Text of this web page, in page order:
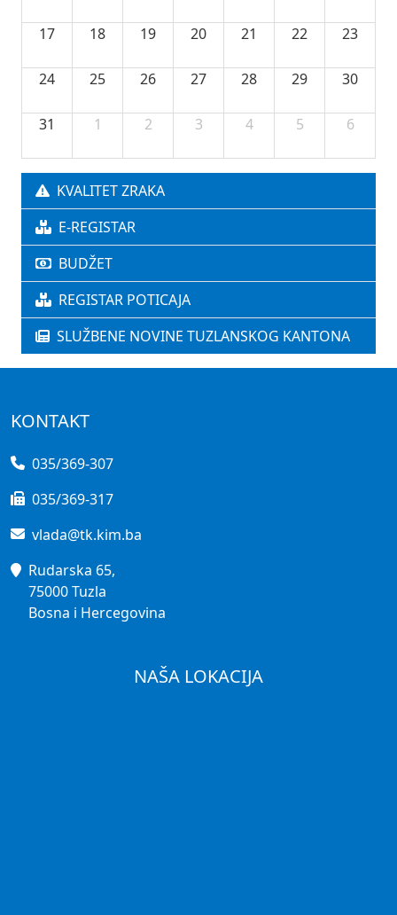
17 18 19 20 21 22 23
24 25 26 27 28 29 30
31 1 2 3 4 5 6
KVALITET ZRAKA
E-REGISTAR
BUDŽET
REGISTAR POTICAJA
SLUŽBENE NOVINE TUZLANSKOG KANTONA
KONTAKT
035/369-307
035/369-317
vlada@tk.kim.ba
Rudarska 65,
75000 Tuzla
Bosna i Hercegovina
NAŠA LOKACIJA